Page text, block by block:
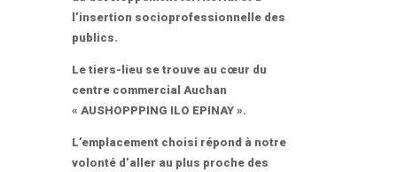
l’insertion socioprofessionnelle des
publics.
Le tiers-lieu se trouve au cœur du
centre commercial Auchan
« AUSHOPPPING ILO EPINAY ».
L’emplacement choisi répond à notre
volonté d’aller au plus proche des